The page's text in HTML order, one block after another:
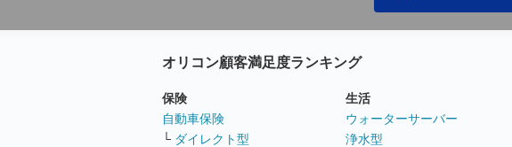
オリコン顧客満足度ランキング
保険
自動車保険
└ ダイレクト型
生活
ウォーターサーバー
浄水型